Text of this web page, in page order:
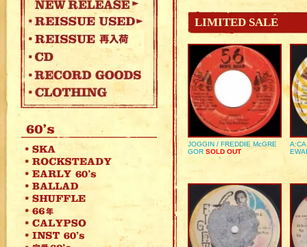
LIMITED SALE
JOGGIN / FREDDIE McGRE
GOR SOLD OUT